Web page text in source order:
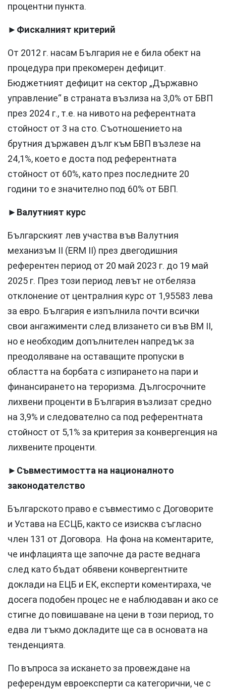
процентни пункта.
► Фискалният критерий
От 2012 г. насам България не е била обект на
процедура при прекомерен дефицит.
Бюджетният дефицит на сектор „Държавно
управление“ в страната възлиза на 3,0% от БВП
през 2024 г., т.е. на нивото на референтната
стойност от 3 на сто. Съотношението на
брутния държавен дълг към БВП възлезе на
24,1%, което е доста под референтната
стойност от 60%, като през последните 20
години то е значително под 60% от БВП.
► Валутният курс
Българският лев участва във Валутния
механизъм II (ERM II) през двегодишния
референтен период от 20 май 2023 г. до 19 май
2025 г. През този период левът не отбеляза
отклонение от централния курс от 1,95583 лева
за евро. България е изпълнила почти всички
свои ангажименти след влизането си във ВМ II,
но е необходим допълнителен напредък за
преодоляване на оставащите пропуски в
областта на борбата с изпирането на пари и
финансирането на тероризма. Дългосрочните
лихвени проценти в България възлизат средно
на 3,9% и следователно са под референтната
стойност от 5,1% за критерия за конвергенция на
лихвените проценти.
► Съвместимостта на националното
законодателство
Българското право е съвместимо с Договорите
и Устава на ЕСЦБ, както се изисква съгласно
член 131 от Договора. На фона на коментарите,
че инфлацията ще започне да расте веднага
след като бъдат обявени конвергентните
доклади на ЕЦБ и ЕК, експерти коментираха, че
досега подобен процес не е наблюдаван и ако се
стигне до повишаване на цени в този период, то
едва ли тъкмо докладите ще са в основата на
тенденцията.
По въпроса за искането за провеждане на
референдум евроексперти са категорични, че с